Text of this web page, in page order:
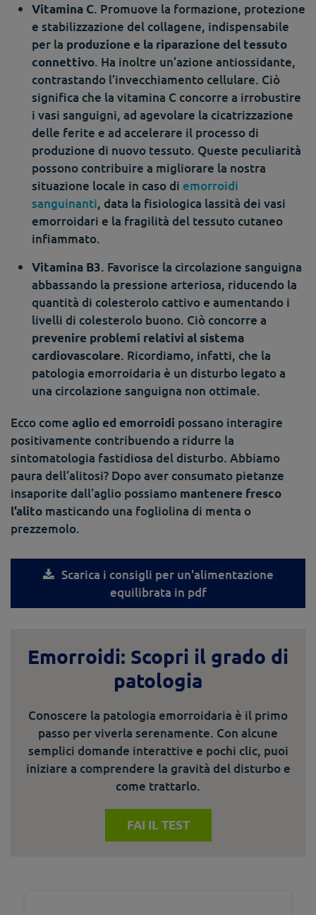
Vitamina C. Promuove la formazione, protezione
e stabilizzazione del collagene, indispensabile
per la produzione e la riparazione del tessuto
connettivo. Ha inoltre un’azione antiossidante,
contrastando l’invecchiamento cellulare. Ciò
significa che la vitamina C concorre a irrobustire
i vasi sanguigni, ad agevolare la cicatrizzazione
delle ferite e ad accelerare il processo di
produzione di nuovo tessuto. Queste peculiarità
possono contribuire a migliorare la nostra
situazione locale in caso di emorroidi
sanguinanti, data la fisiologica lassità dei vasi
emorroidari e la fragilità del tessuto cutaneo
infiammato.
Vitamina B3. Favorisce la circolazione sanguigna
abbassando la pressione arteriosa, riducendo la
quantità di colesterolo cattivo e aumentando i
livelli di colesterolo buono. Ciò concorre a
prevenire problemi relativi al sistema
cardiovascolare. Ricordiamo, infatti, che la
patologia emorroidaria è un disturbo legato a
una circolazione sanguigna non ottimale.
Ecco come aglio ed emorroidi possano interagire
positivamente contribuendo a ridurre la
sintomatologia fastidiosa del disturbo. Abbiamo
paura dell’alitosi? Dopo aver consumato pietanze
insaporite dall’aglio possiamo mantenere fresco
l’alito masticando una fogliolina di menta o
prezzemolo.
Scarica i consigli per un'alimentazione
equilibrata in pdf
Emorroidi: Scopri il grado di
patologia
Conoscere la patologia emorroidaria è il primo
passo per viverla serenamente. Con alcune
semplici domande interattive e pochi clic, puoi
iniziare a comprendere la gravità del disturbo e
come trattarlo.
FAI IL TEST